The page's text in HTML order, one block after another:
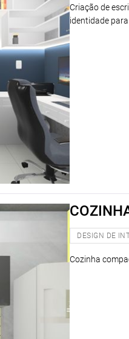
Criação de
identidade
DESIGN DE
Cozinha